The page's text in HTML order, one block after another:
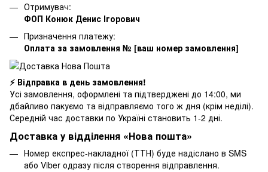
Отримувач:
ФОП Конюк Денис Ігорович
Призначення платежу:
Оплата за замовлення № [ваш номер замовлення]
⚡ Відправка в день замовлення!
Усі замовлення, оформлені та підтверджені до 14:00, ми
дбайливо пакуємо та відправляємо того ж дня (крім неділі).
Середній час доставки по Україні становить 1-2 дні.
Доставка у відділення «Нова пошта»
Номер експрес-накладної (ТТН) буде надіслано в SMS
або Viber одразу після створення відправлення.